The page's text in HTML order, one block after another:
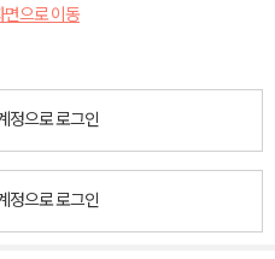
으로 이동
정으로 로그인
정으로 로그인